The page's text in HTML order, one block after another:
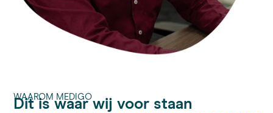
WAAROM MEDIGO
Dit is waar wij voor staan